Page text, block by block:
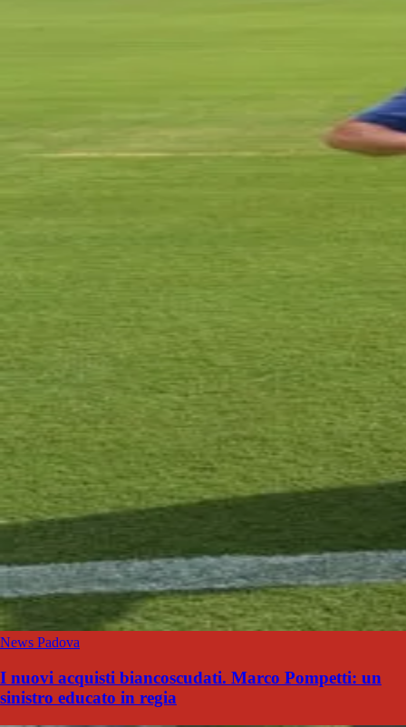
News Padova
I nuovi acquisti biancoscudati. Marco Pompetti: un
sinistro educato in regia